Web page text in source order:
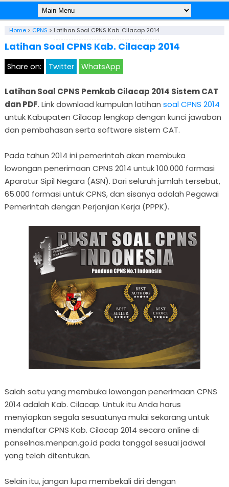
Home> CPNS > Latihan Soal CPNS Kab. Cilacap 2014
Latihan Soal CPNS Kab. Cilacap 2014
Share on: Twitter WhatsApp
Latihan Soal CPNS Pemkab Cilacap 2014 Sistem CAT
dan PDF. Link download kumpulan latihan soal CPNS 2014
untuk Kabupaten Cilacap lengkap dengan kunci jawaban
dan pembahasan serta software sistem CAT.
Pada tahun 2014 ini pemerintah akan membuka
lowongan penerimaan CPNS 2014 untuk 100.000 formasi
Aparatur Sipil Negara (ASN). Dari seluruh jumlah tersebut,
65.000 formasi untuk CPNS, dan sisanya adalah Pegawai
Pemerintah dengan Perjanjian Kerja (PPPK).
Salah satu yang membuka lowongan penerimaan CPNS
2014 adalah Kab. Cilacap. Untuk itu Anda harus
menyiapkan segala sesuatunya mulai sekarang untuk
mendaftar CPNS Kab. Cilacap 2014 secara online di
panselnas.menpan.go.id pada tanggal sesuai jadwal
yang telah ditentukan.
Selain itu, jangan lupa membekali diri dengan